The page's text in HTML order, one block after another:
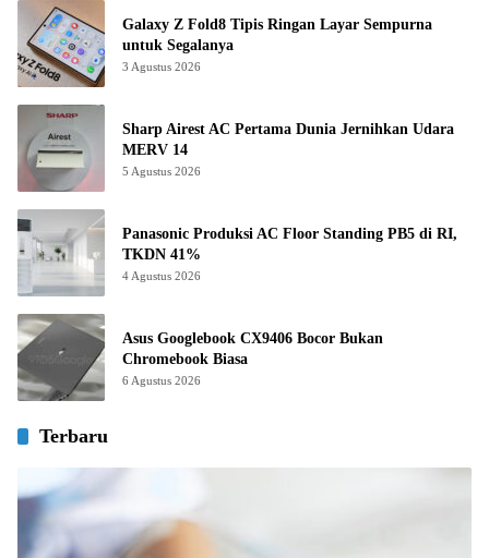
Galaxy Z Fold8 Tipis Ringan Layar Sempurna
untuk Segalanya
3 Agustus 2026
Sharp Airest AC Pertama Dunia Jernihkan Udara
MERV 14
5 Agustus 2026
Panasonic Produksi AC Floor Standing PB5 di RI,
TKDN 41%
4 Agustus 2026
Asus Googlebook CX9406 Bocor Bukan
Chromebook Biasa
6 Agustus 2026
Terbaru